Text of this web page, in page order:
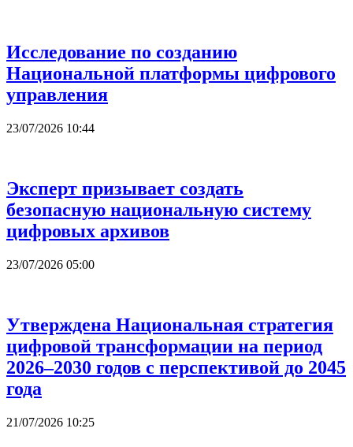
Исследование по созданию
Национальной платформы цифрового
управления
23/07/2026 10:44
Эксперт призывает создать
безопасную национальную систему
цифровых архивов
23/07/2026 05:00
Утверждена Национальная стратегия
цифровой трансформации на период
2026–2030 годов с перспективой до 2045
года
21/07/2026 10:25